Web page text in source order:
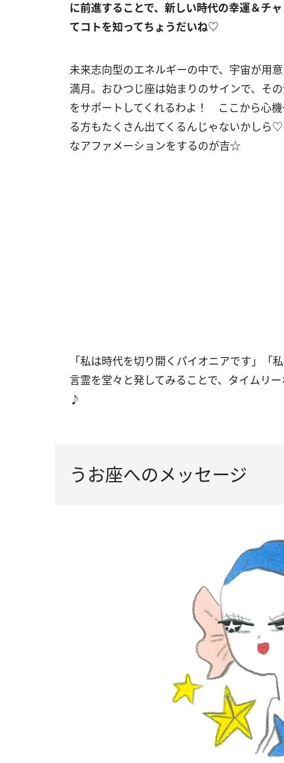
に前進することで、新しい時代の幸運＆チ
てコトを知ってちょうだいね♡
未来志向型のエネルギーの中で、宇宙が用
満月。おひつじ座は始まりのサインで、そ
をサポートしてくれるわよ！ ここから心
る方もたくさん出てくるんじゃないかし
なアファメーションをするのが吉☆
「私は時代を切り開くパイオニアです」
言霊を堂々と発してみることで、タイムリ
♪
うお座へのメッセージ